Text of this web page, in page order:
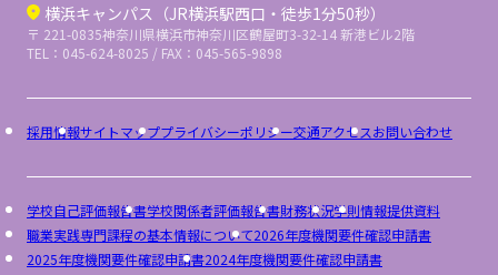
横浜キャンパス（JR横浜駅西口・徒歩1分50秒）
〒 221-0835神奈川県横浜市神奈川区鶴屋町3-32-14 新港ビル2階
TEL：045-624-8025 / FAX：045-565-9898
採用情報サイトマッププライバシーポリシー交通アクセスお問い合わせ
学校自己評価報告書学校関係者評価報告書財務状況学則情報提供資料
職業実践専門課程の基本情報について2026年度機関要件確認申請書
2025年度機関要件確認申請書2024年度機関要件確認申請書